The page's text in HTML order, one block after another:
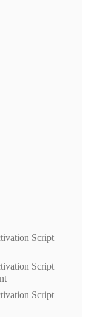
Script
Script
Script